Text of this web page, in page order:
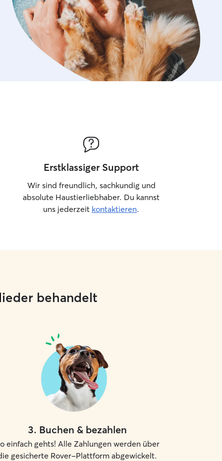
Erstklassiger Support
Wir sind freundlich, sachkundig und
absolute Haustierliebhaber. Du kannst
uns jederzeit kontaktieren.
behandelt
3. Buchen & bezahlen
einfach gehts! Alle Zahlungen werden über
gesicherte Rover-Plattform abgewickelt.